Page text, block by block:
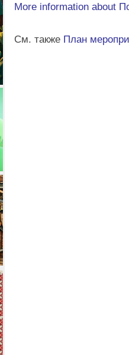
More information about
См. также План